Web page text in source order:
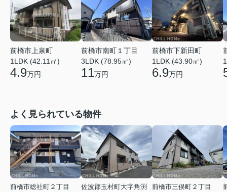
前橋市上泉町
1LDK (42.11㎡)
4.9万円
前橋市南町１丁目
3LDK (78.95㎡)
11万円
前橋市下新田町
1LDK (43.90㎡)
6.9万円
よく見られている物件
前橋市総社町２丁目
佐波郡玉村町大字角渕
前橋市三俣町２丁目